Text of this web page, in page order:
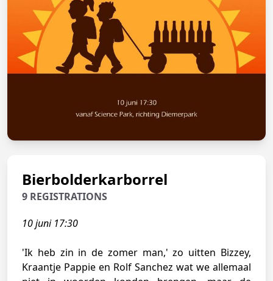
Bierbolderkarborrel
9 REGISTRATIONS
10 juni 17:30
'Ik heb zin in de zomer man,' zo uitten Bizzey,
Kraantje Pappie en Rolf Sanchez wat we allemaal